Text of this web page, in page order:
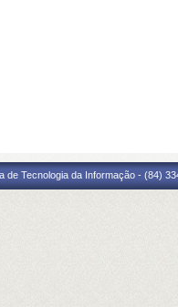
de Tecnologia da Informação - (84)